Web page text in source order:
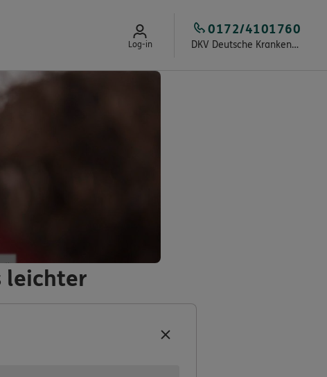
Log-in DKV Deutsche Krankenversicherung Kay Jaschik
0172/4101760
leichter